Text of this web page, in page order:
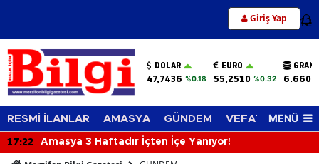
Giriş Yap 12
DOLAR
47,7436 %0.18
EURO
55,2510 %0.32
RESMİ İLANLAR AMASYA GÜNDEM VEFAT EDENLER
MENÜ
17:22 Amasya 3 Haftadır İçten İçe Yanıyor!